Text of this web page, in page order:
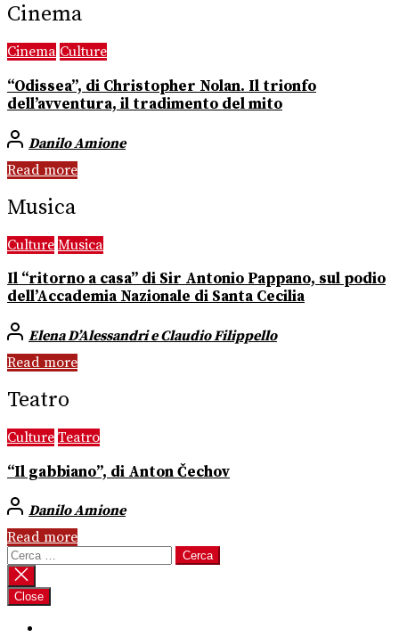
Cinema
Cinema Culture
“Odissea”, di Christopher Nolan. Il trionfo
dell’avventura, il tradimento del mito
Danilo Amione
Read more
Musica
Culture Musica
Il “ritorno a casa” di Sir Antonio Pappano, sul podio
dell’Accademia Nazionale di Santa Cecilia
Elena D’Alessandri e Claudio Filippello
Read more
Teatro
Culture Teatro
“Il gabbiano”, di Anton Čechov
Danilo Amione
Read more
Ricerca
per:
Close